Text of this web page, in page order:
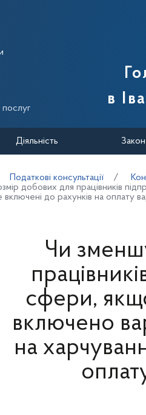
Державної
в
Діяльність
Податкові консультації
добових для працівників
включені до рахунків на оплату
Чи
сфери,
включено
на